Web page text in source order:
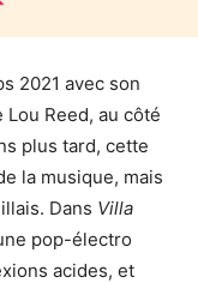
2021 avec son
Reed, au côté
plus tard, cette
la musique, mais
Dans Villa
pop-électro
acides, et